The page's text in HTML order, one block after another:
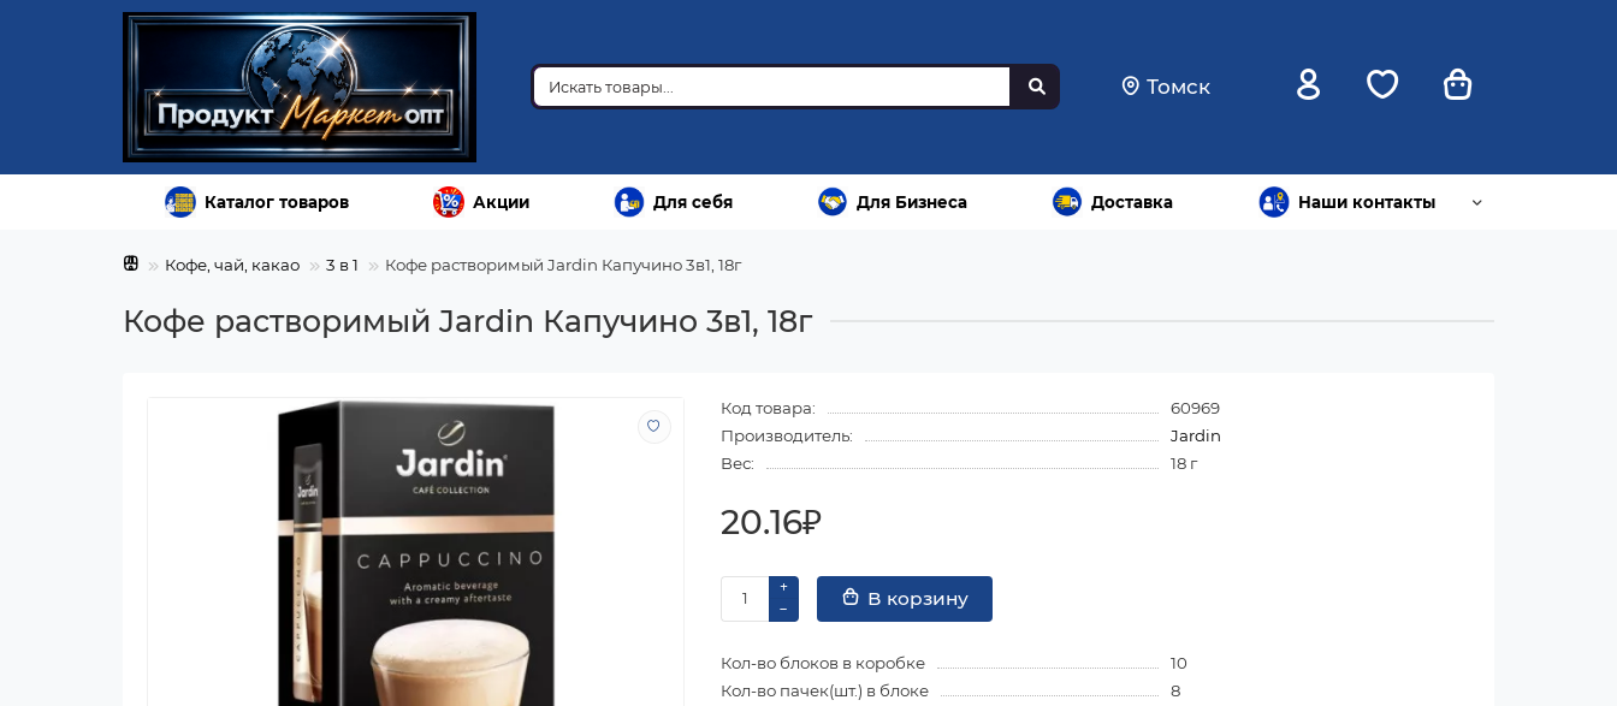
Томск
Каталог товаров Акции Для себя Для Бизнеса Доставка Наши контакты
Кофе, чай, какао 3 в 1 Кофе растворимый Jardin Капучино 3в1, 18г
Кофе растворимый Jardin Капучино 3в1, 18г
Код товара:
60969
Производитель:
Jardin
Вес:
18 г
20.16₽
В корзину
Кол-во блоков в коробке
10
Кол-во пачек(шт.) в блоке
8